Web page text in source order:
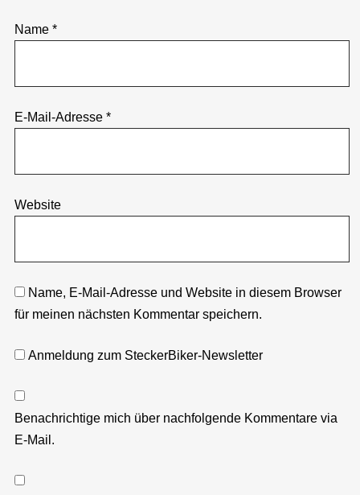
Name *
E-Mail-Adresse *
Website
Name, E-Mail-Adresse und Website in diesem Browser
für meinen nächsten Kommentar speichern.
Anmeldung zum SteckerBiker-Newsletter
Benachrichtige mich über nachfolgende Kommentare via
E-Mail.